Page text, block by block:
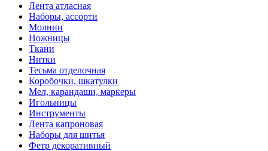
Лента атласная
Наборы, ассорти
Молнии
Ножницы
Ткани
Нитки
Тесьма отделочная
Коробочки, шкатулки
Мел, карандаши, маркеры
Игольницы
Инструменты
Лента капроновая
Наборы для шитья
Фетр декоративный